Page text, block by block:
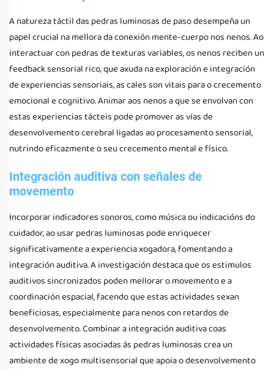
A natureza táctil das pedras luminosas de paso desempeña un
papel crucial na mellora da conexión mente-cuerpo nos nenos. Ao
interactuar con pedras de texturas variables, os nenos reciben un
feedback sensorial rico, que axuda na exploración e integración
de experiencias sensoriais, as cales son vitais para o crecemento
emocional e cognitivo. Animar aos nenos a que se envolvan con
estas experiencias tácteis pode promover as vías de
desenvolvemento cerebral ligadas ao procesamento sensorial,
nutrindo eficazmente o seu crecemento mental e físico.
Integración auditiva con señales de
movemento
Incorporar indicadores sonoros, como música ou indicacións do
cuidador, ao usar pedras luminosas pode enriquecer
significativamente a experiencia xogadora, fomentando a
integración auditiva. A investigación destaca que os estimulos
auditivos sincronizados poden mellorar o movemento e a
coordinación espacial, facendo que estas actividades sexan
beneficiosas, especialmente para nenos con retardos de
desenvolvemento. Combinar a integración auditiva coas
actividades físicas asociadas ás pedras luminosas crea un
ambiente de xogo multisensorial que apoia o desenvolvemento